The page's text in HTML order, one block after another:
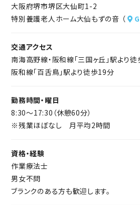
大阪府堺市堺区大仙町1-2
特別養護老人ホーム大仙もずの音 （
交通アクセス
南海高野線・阪和線「三国ヶ丘」駅より徒
阪和線「百舌鳥」駅より徒歩19分
勤務時間・曜日
8:30～17:30（休憩60分）
※残業ほぼなし 月平均2時間
資格・経験
作業療法士
男女不問
ブランクのある方も歓迎します。